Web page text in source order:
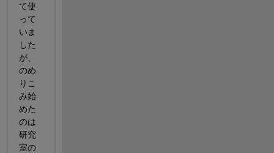
て使
って
いま
した
が、
のめ
りこ
み始
めた
のは
研究
室の